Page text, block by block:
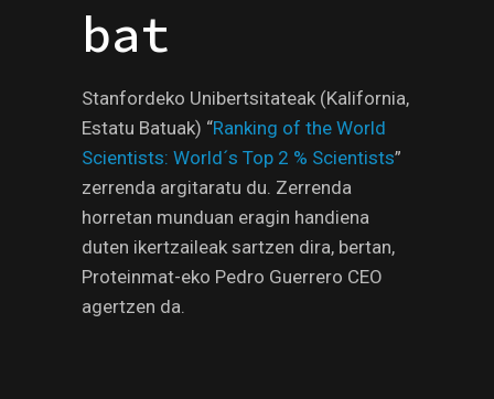
bat
Stanfordeko Unibertsitateak (Kalifornia,
Estatu Batuak) “Ranking of the World
Scientists: World´s Top 2 % Scientists”
zerrenda argitaratu du. Zerrenda
horretan munduan eragin handiena
duten ikertzaileak sartzen dira, bertan,
Proteinmat-eko Pedro Guerrero CEO
agertzen da.